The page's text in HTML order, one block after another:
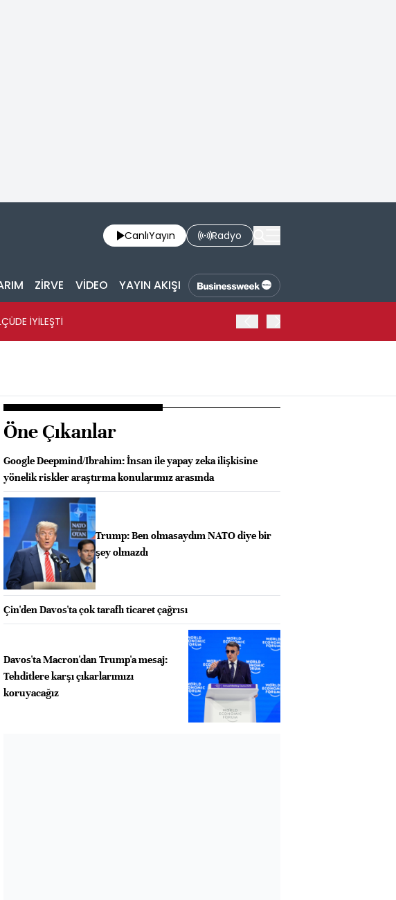
CanlıYayın Radyo
ZİRVE VİDEO YAYIN AKIŞI
İYİLEŞTİ
Öne Çıkanlar
Google Deepmind/Ibrahim: İnsan ile yapay zeka ilişkisine
yönelik riskler araştırma konularımız arasında
Trump: Ben olmasaydım NATO diye bir
şey olmazdı
Çin'den Davos'ta çok taraflı ticaret çağrısı
Davos'ta Macron'dan Trump'a mesaj:
Tehditlere karşı çıkarlarımızı
koruyacağız